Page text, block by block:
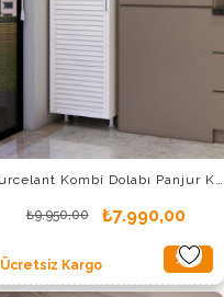
Nurcelant Kombi Dolabı Panjur Kapaklı 210 cm Mdf
₺7.990,00
₺9.950,00
%20
İndirim
Ücretsiz Kargo